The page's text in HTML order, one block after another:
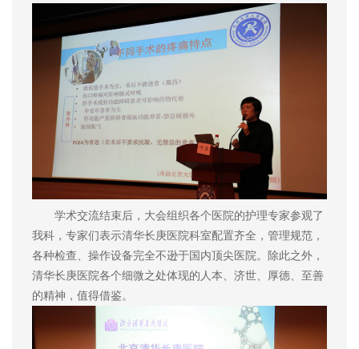
学术交流结束后，大会组织各个医院的护理专家参观了
我科，专家们表示清华长庚医院科室配置齐全，管理规范，
各种检查、操作设备完全不逊于国内顶尖医院。除此之外，
清华长庚医院各个细微之处体现的人本、济世、厚德、至善
的精神，值得借鉴。